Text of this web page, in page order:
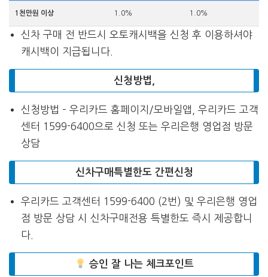
1천만원 이상 1.0% 1.0%
신차 구매 전 반드시 오토캐시백을 신청 후 이용하셔야
캐시백이 지급됩니다.
신청방법,
신청방법 – 우리카드 홈페이지/모바일앱, 우리카드 고객
센터 1599-6400으로 신청 또는 우리은행 영업점 방문
상담
신차구매특별한도 간편신청
우리카드 고객센터 1599-6400 (2번) 및 우리은행 영업
점 방문 상담 시 신차구매전용 특별한도 즉시 제공합니
다.
승인 잘 나는 체크포인트